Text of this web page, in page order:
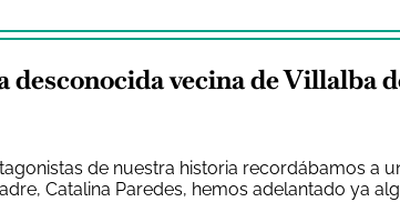
desconocida vecina de
de nuestra historia recordábamos a
Catalina Paredes, hemos adelantado ya